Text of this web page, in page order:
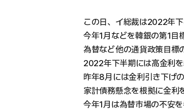
この日、イ総裁は2022年
今年1月などを韓銀の第1目
為替など他の通貨政策目標
2022年下半期には高金利
昨年8月には金利引き下げ
家計債務懸念を根拠に金利
今年1月は為替市場の不安